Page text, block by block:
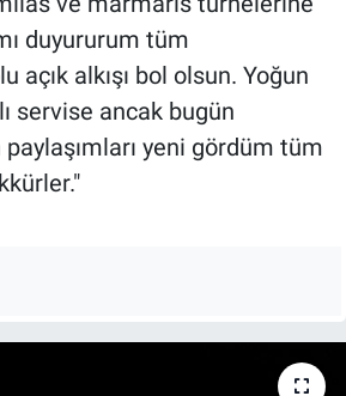
duyururum tüm
açık alkışı bol olsun. Yoğun
servise ancak bugün
yeni gördüm tüm